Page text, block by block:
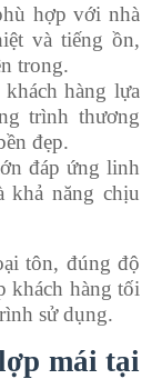
hợp với nhà
và tiếng ồn,
trong.
hàng lựa
trình thương
đẹp.
đáp ứng linh
khả năng chịu
tôn, đúng độ
khách hàng tối
sử dụng.
mái tại